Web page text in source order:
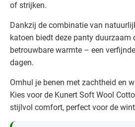
of strijken.
Dankzij de combinatie van
katoen biedt deze panty duurzaam
betrouwbare warmte – een
dagen.
Omhul je benen met zachtheid en
Kies voor de Kunert Soft Wool
stijlvol comfort, perfect voor de